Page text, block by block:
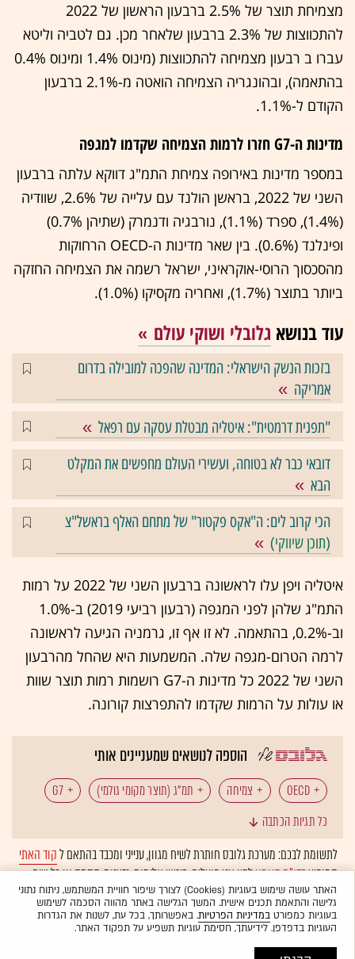
מצמיחת תוצר של 2.5% ברבעון הראשון של 2022
להתכווצות של 2.3% ברבעון שלאחר מכן. גם לטביה וליטא
עברו ב רבעון מצמיחה להתכווצות (מינוס 1.4% ומינוס 0.4%
בהתאמה), ובהונגריה הצמיחה הואטה מ-2.1% ברבעון
הקודם ל-1.1%.
מדינות ה-G7 חזרו לרמות הצמיחה שקדמו למגפה
במספר מדינות באירופה צמיחת התמ"ג דווקא עלתה ברבעון
השני של 2022, בראשן הולנד עם עלייה של 2.6%, שוודיה
(1.4%), ספרד (1.1%), נורבגיה ודנמרק (שתיהן 0.7%)
ופינלנד (0.6%). בין שאר מדינות ה-OECD הרחוקות
מהסכסוך הרוסי-אוקראיני, ישראל רשמה את הצמיחה החזקה
ביותר בתוצר (1.7%), ואחריה מקסיקו (1.0%).
עוד בנושא גלובלי ושוקי עולם
בזכות הנשק הישראלי: המדינה שהפכה למובילה בדרום
אמריקה
"תפנית דרמטית": איטליה מבטלת עסקה עם רפאל
דובאי כבר לא בטוחה, ועשירי העולם מחפשים את המקלט
הבא
הכי קרוב לים: ה"אקס פקטור" של מתחם האלף בראשל"צ
(תוכן שיווקי)
איטליה ויפן עלו לראשונה ברבעון השני של 2022 על רמות
התמ"ג שלהן לפני המגפה (רבעון רביעי 2019) ב-1.0%
וב-0.2%, בהתאמה. לא זו אף זו, גרמניה הגיעה לראשונה
לרמה הטרום-מגפה שלה. המשמעות היא שהחל מהרבעון
השני של 2022 כל מדינות ה-G7 רושמות רמות תוצר שוות
או עולות על הרמות שקדמו להתפרצות קורונה.
הוספה לנושאים שמעניינים אותי
OECD צמיחה תמ"ג (תוצר מקומי גולמי) G7
כל תגיות הכתבה
לתשומת לבכם: מערכת גלובס חותרת לשיח מגוון, ענייני ומכבד בהתאם לקוד האתי
המופיעבדו"ח האמוןלפיו אנו פועלים. ביטויי אלימות, גזענות, הסתה או כל שיח
בלתי הולם אחר מסוננים בצורהאוטומטיתולא יפורסמו באתר.
האתר עושה שימוש בעוגיות (Cookies) לצורך שיפור חוויית המשתמש, ניתוח נתוני
גלישה והתאמת תכנים אישית. המשך הגלישה באתר מהווה הסכמה לשימוש
בעוגיות כמפורטבמדיניות הפרטיות. באפשרותך, בכל עת, לשנות את הגדרות
העוגיות בדפדפן. לידיעתך, חסימת עוגיות תשפיע על תפקוד האתר.